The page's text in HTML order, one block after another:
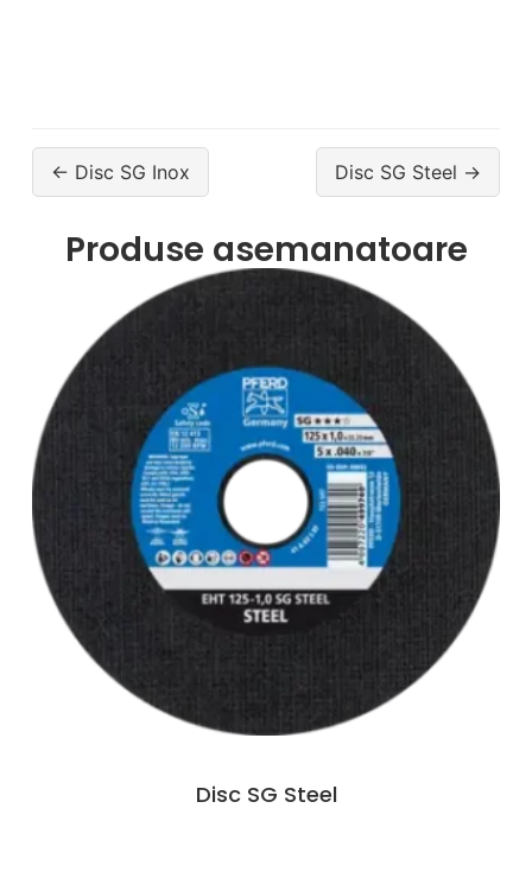
← Disc SG Inox Disc SG Steel →
Produse asemanatoare
Disc SG Steel